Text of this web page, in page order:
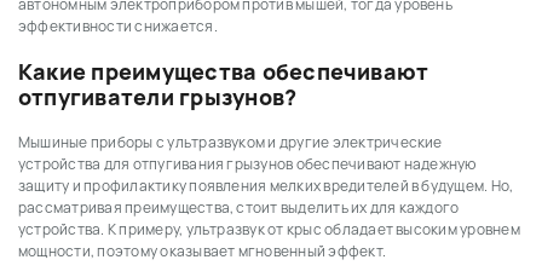
автономным электроприбором против мышей, тогда уровень
эффективности снижается.
Какие преимущества обеспечивают
отпугиватели грызунов?
Мышиные приборы с ультразвуком и другие электрические
устройства для отпугивания грызунов обеспечивают надежную
защиту и профилактику появления мелких вредителей в будущем. Но,
рассматривая преимущества, стоит выделить их для каждого
устройства. К примеру, ультразвук от крыс обладает высоким уровнем
мощности, поэтому оказывает мгновенный эффект.